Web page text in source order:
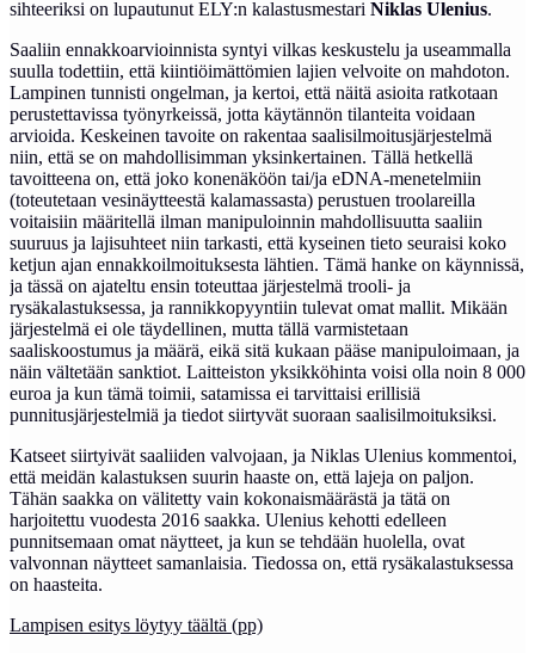
sihteeriksi on lupautunut ELY:n kalastusmestari Niklas Ulenius.
Saaliin ennakkoarvioinnista syntyi vilkas keskustelu ja useammalla
suulla todettiin, että kiintiöimättömien lajien velvoite on mahdoton.
Lampinen tunnisti ongelman, ja kertoi, että näitä asioita ratkotaan
perustettavissa työnyrkeissä, jotta käytännön tilanteita voidaan
arvioida. Keskeinen tavoite on rakentaa saalisilmoitusjärjestelmä
niin, että se on mahdollisimman yksinkertainen. Tällä hetkellä
tavoitteena on, että joko konenäköön tai/ja eDNA-menetelmiin
(toteutetaan vesinäytteestä kalamassasta) perustuen troolareilla
voitaisiin määritellä ilman manipuloinnin mahdollisuutta saaliin
suuruus ja lajisuhteet niin tarkasti, että kyseinen tieto seuraisi koko
ketjun ajan ennakkoilmoituksesta lähtien. Tämä hanke on käynnissä,
ja tässä on ajateltu ensin toteuttaa järjestelmä trooli- ja
rysäkalastuksessa, ja rannikkopyyntiin tulevat omat mallit. Mikään
järjestelmä ei ole täydellinen, mutta tällä varmistetaan
saaliskoostumus ja määrä, eikä sitä kukaan pääse manipuloimaan, ja
näin vältetään sanktiot. Laitteiston yksikköhinta voisi olla noin 8 000
euroa ja kun tämä toimii, satamissa ei tarvittaisi erillisiä
punnitusjärjestelmiä ja tiedot siirtyvät suoraan saalisilmoituksiksi.
Katseet siirtyivät saaliiden valvojaan, ja Niklas Ulenius kommentoi,
että meidän kalastuksen suurin haaste on, että lajeja on paljon.
Tähän saakka on välitetty vain kokonaismäärästä ja tätä on
harjoitettu vuodesta 2016 saakka. Ulenius kehotti edelleen
punnitsemaan omat näytteet, ja kun se tehdään huolella, ovat
valvonnan näytteet samanlaisia. Tiedossa on, että rysäkalastuksessa
on haasteita.
Lampisen esitys löytyy täältä (pp)